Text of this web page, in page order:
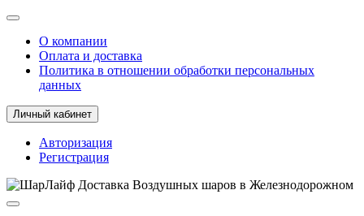
О компании
Оплата и доставка
Политика в отношении обработки персональных
данных
Личный кабинет
Авторизация
Регистрация